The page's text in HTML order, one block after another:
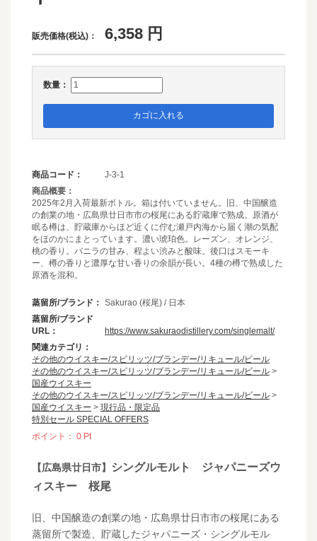
販売価格(税込)： 6,358 円
数量：
カゴに入れる
商品コード：
J-3-1
商品概要：
2025年2月入荷最新ボトル。箱は付いていません。旧、中国醸造
の創業の地・広島県廿日市市の桜尾にある貯蔵庫で熟成。原酒が
眠る樽は、貯蔵庫からほど近くに佇む瀬戸内海から届く潮の気配
をほのかにまとっています。濃い琥珀色。レーズン、オレンジ、
桃の香り。バニラの甘み、程よい渋みと酸味。後口はスモーキ
ー、樽の香りと濃厚な甘い香りの余韻が長い。4種の樽で熟成した
原酒を混和。
蒸留所/ブランド： Sakurao (桜尾) / 日本
蒸留所/ブランド
URL：
https://www.sakuraodistillery.com/singlemalt/
関連カテゴリ：
その他のウイスキー/スピリッツ/ブランデー/リキュール/ビール
その他のウイスキー/スピリッツ/ブランデー/リキュール/ビール >
国産ウイスキー
その他のウイスキー/スピリッツ/ブランデー/リキュール/ビール >
国産ウイスキー > 現行品・限定品
特別セール SPECIAL OFFERS
ポイント： 0 Pt
【広島県廿日市】
シングルモルト ジャパニーズウ
ィスキー 桜尾
旧、中国醸造の創業の地・広島県廿日市市の桜尾にある
蒸留所で製造、貯蔵したジャパニーズ・シングルモル